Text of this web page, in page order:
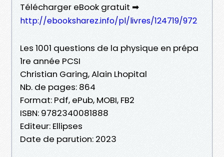
Télécharger eBook gratuit ➡
http://ebooksharez.info/pl/livres/124719/972
Les 1001 questions de la physique en prépa
1re année PCSI
Christian Garing, Alain Lhopital
Nb. de pages: 864
Format: Pdf, ePub, MOBI, FB2
ISBN: 9782340081888
Editeur: Ellipses
Date de parution: 2023